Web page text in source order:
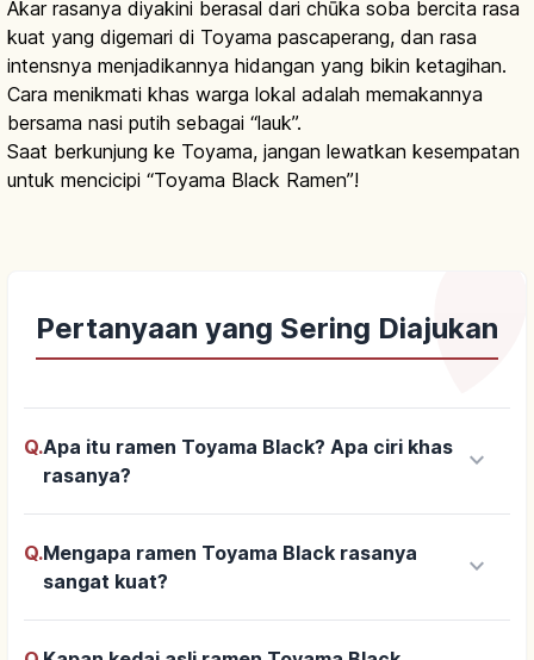
Akar rasanya diyakini berasal dari chūka soba bercita rasa
kuat yang digemari di Toyama pascaperang, dan rasa
intensnya menjadikannya hidangan yang bikin ketagihan.
Cara menikmati khas warga lokal adalah memakannya
bersama nasi putih sebagai “lauk”.
Saat berkunjung ke Toyama, jangan lewatkan kesempatan
untuk mencicipi “Toyama Black Ramen”!
Pertanyaan yang Sering Diajukan
Q.Apa itu ramen Toyama Black? Apa ciri khas
rasanya?
keyboard_arrow_down
Q.Mengapa ramen Toyama Black rasanya
sangat kuat?
keyboard_arrow_down